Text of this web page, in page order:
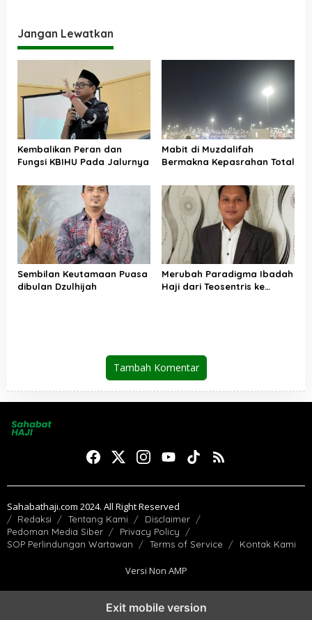
Jangan Lewatkan
Kembalikan Peran dan
Fungsi KBIHU Pada Jalurnya
Mabit di Muzdalifah
Bermakna Kepasrahan Total
Sembilan Keutamaan Puasa
dibulan Dzulhijah
Merubah Paradigma Ibadah
Haji dari Teosentris ke
Tambah Komentar
Sahabathaji.com 2024. All Right Reserved
Redaksi Tentang Kami
Disclaimer
Pedoman Media Siber
Privacy Policy
SOP Perlindungan Wartawan
Terms of Service Kontak Kami
Versi Non AMP
Exit mobile version